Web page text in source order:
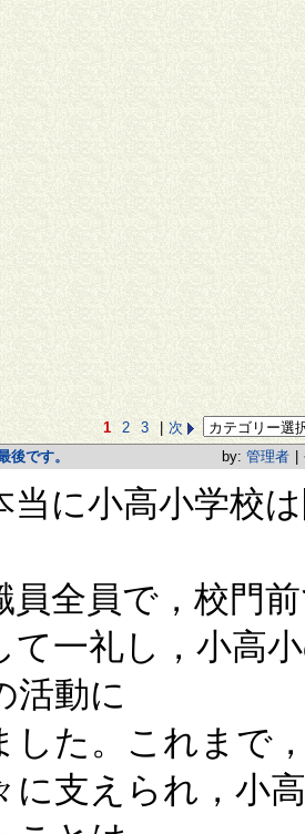
1
2 3
次
後です。 by: 管理者
当に小高小学校
員全員で，校門
て一礼し，小高
活動に
した。これまで
に支えられ，小